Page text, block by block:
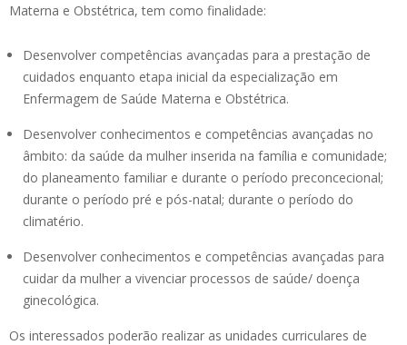
Materna e Obstétrica, tem como finalidade:
Desenvolver competências avançadas para a prestação de
cuidados enquanto etapa inicial da especialização em
Enfermagem de Saúde Materna e Obstétrica.
Desenvolver conhecimentos e competências avançadas no
âmbito: da saúde da mulher inserida na família e comunidade;
do planeamento familiar e durante o período preconcecional;
durante o período pré e pós-natal; durante o período do
climatério.
Desenvolver conhecimentos e competências avançadas para
cuidar da mulher a vivenciar processos de saúde/ doença
ginecológica.
Os interessados poderão realizar as unidades curriculares de